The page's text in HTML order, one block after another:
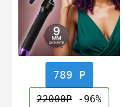
789 Р
22000Р -96%